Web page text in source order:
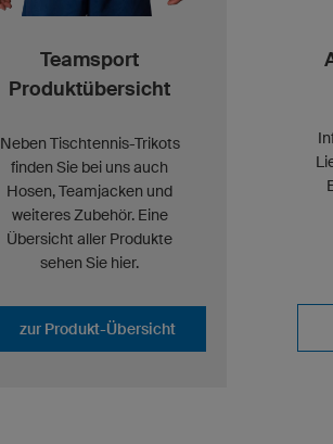
Teamsport
Produktübersicht
Neben Tischtennis-Trikots
finden Sie bei uns auch
Hosen, Teamjacken und
weiteres Zubehör. Eine
Übersicht aller Produkte
sehen Sie hier.
zur Produkt-Übersicht